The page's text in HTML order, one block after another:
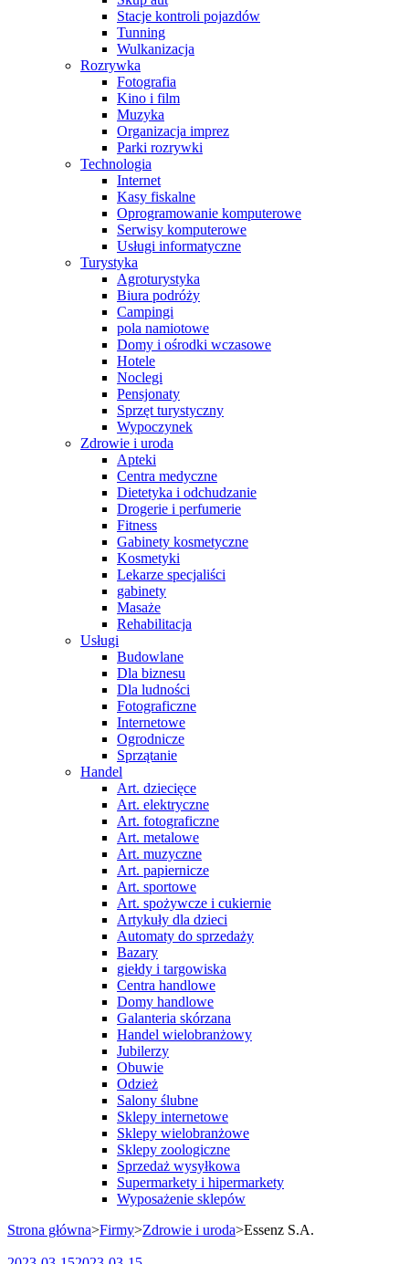
Stacje kontroli pojazdów
Tunning
Wulkanizacja
Rozrywka
Fotografia
Kino i film
Muzyka
Organizacja imprez
Parki rozrywki
Technologia
Internet
Kasy fiskalne
Oprogramowanie komputerowe
Serwisy komputerowe
Usługi informatyczne
Turystyka
Agroturystyka
Biura podróży
Campingi
pola namiotowe
Domy i ośrodki wczasowe
Hotele
Noclegi
Pensjonaty
Sprzęt turystyczny
Wypoczynek
Zdrowie i uroda
Apteki
Centra medyczne
Dietetyka i odchudzanie
Drogerie i perfumerie
Fitness
Gabinety kosmetyczne
Kosmetyki
Lekarze specjaliści
gabinety
Masaże
Rehabilitacja
Usługi
Budowlane
Dla biznesu
Dla ludności
Fotograficzne
Internetowe
Ogrodnicze
Sprzątanie
Handel
Art. dziecięce
Art. elektryczne
Art. fotograficzne
Art. metalowe
Art. muzyczne
Art. papiernicze
Art. sportowe
Art. spożywcze i cukiernie
Artykuły dla dzieci
Automaty do sprzedaży
Bazary
giełdy i targowiska
Centra handlowe
Domy handlowe
Galanteria skórzana
Handel wielobranżowy
Jubilerzy
Obuwie
Odzież
Salony ślubne
Sklepy internetowe
Sklepy wielobranżowe
Sklepy zoologiczne
Sprzedaż wysyłkowa
Supermarkety i hipermarkety
Wyposażenie sklepów
Strona główna>Firmy>Zdrowie i uroda>Essenz S.A.